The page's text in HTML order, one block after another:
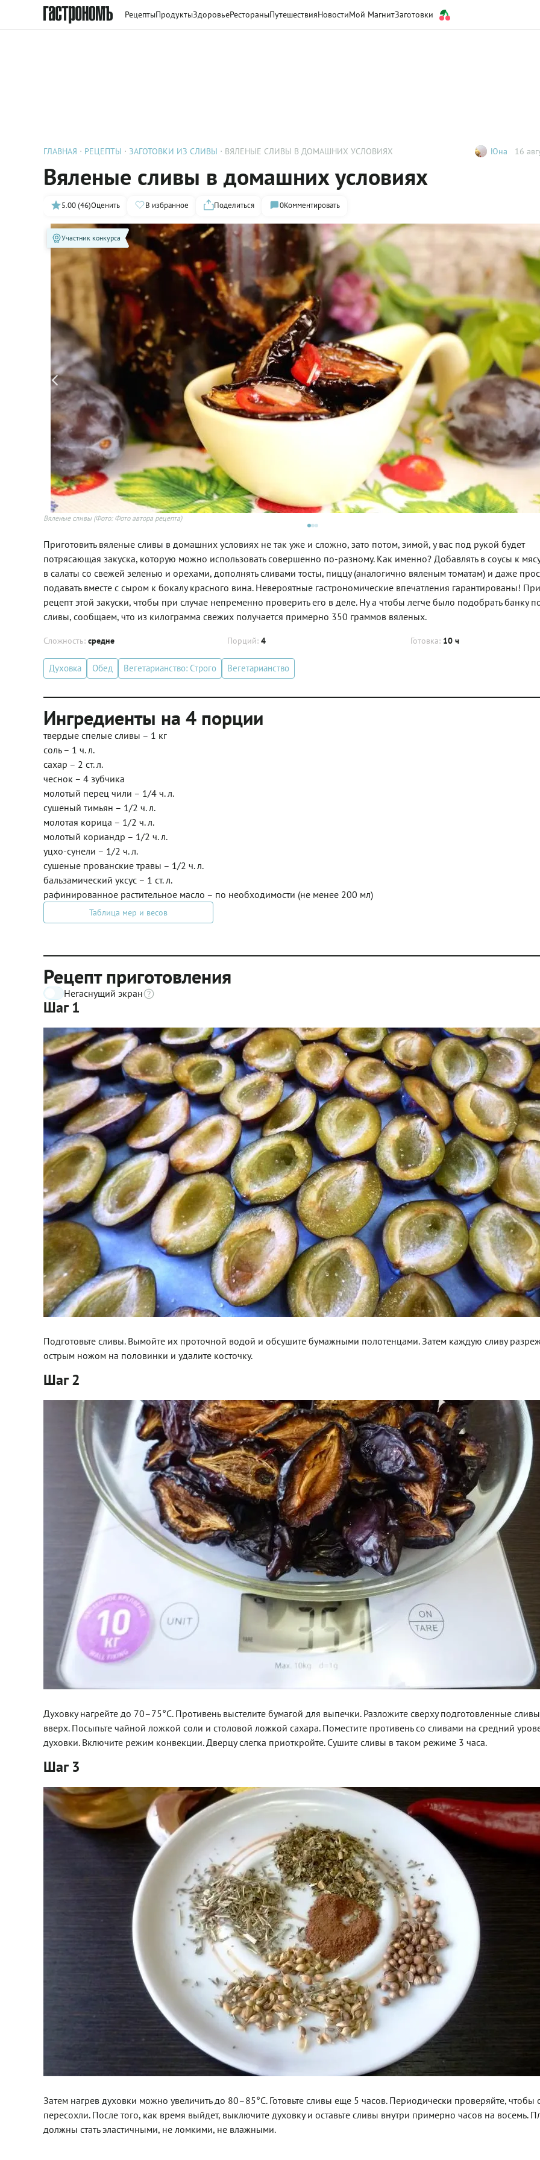
РецептыПродуктыЗдоровьеРестораныПутешествияНовостиМой МагнитЗаготовки
ГЛАВНАЯ РЕЦЕПТЫ ЗАГОТОВКИ ИЗ СЛИВЫ ВЯЛЕНЫЕ СЛИВЫ В ДОМАШНИХ УСЛОВИЯХ Юна 16
Вяленые сливы в домашних условиях
5.00 (46)Оценить В избранное Поделиться 0Комментировать
Участник конкурса
Вяленые сливы(Фото: Фото автора рецепта)
Приготовить вяленые сливы в домашних условиях не так уже и сложно, зато потом, зимой, у вас под рукой будет
потрясающая закуска, которую можно использовать совершенно по-разному. Как именно? Добавлять в соусы к
в салаты со свежей зеленью и орехами, дополнять сливами тосты, пиццу (аналогично вяленым томатам) и даже
подавать вместе с сыром к бокалу красного вина. Невероятные гастрономические впечатления гарантированы!
рецепт этой закуски, чтобы при случае непременно проверить его в деле. Ну а чтобы легче было подобрать банку
сливы, сообщаем, что из килограмма свежих получается примерно 350 граммов вяленых.
Сложность: средне Порций: 4 Готовка: 10 ч
Духовка Обед Вегетарианство: Строго Вегетарианство
Ингредиенты на 4 порции
твердые спелые сливы – 1 кг
соль – 1 ч. л.
сахар – 2 ст. л.
чеснок – 4 зубчика
молотый перец чили – 1/4 ч. л.
сушеный тимьян – 1/2 ч. л.
молотая корица – 1/2 ч. л.
молотый кориандр – 1/2 ч. л.
уцхо-сунели – 1/2 ч. л.
сушеные прованские травы – 1/2 ч. л.
бальзамический уксус – 1 ст. л.
рафинированное растительное масло – по необходимости (не менее 200 мл)
Таблица мер и весов
Рецепт приготовления
Негаснущий экран
Шаг 1
Подготовьте сливы. Вымойте их проточной водой и обсушите бумажными полотенцами. Затем каждую сливу
острым ножом на половинки и удалите косточку.
Шаг 2
Духовку нагрейте до 70–75°C. Противень выстелите бумагой для выпечки. Разложите сверху подготовленные
вверх. Посыпьте чайной ложкой соли и столовой ложкой сахара. Поместите противень со сливами на средний
духовки. Включите режим конвекции. Дверцу слегка приоткройте. Сушите сливы в таком режиме 3 часа.
Шаг 3
Затем нагрев духовки можно увеличить до 80–85°C. Готовьте сливы еще 5 часов. Периодически проверяйте, чтобы
пересохли. После того, как время выйдет, выключите духовку и оставьте сливы внутри примерно часов на восемь.
должны стать эластичными, не ломкими, не влажными.